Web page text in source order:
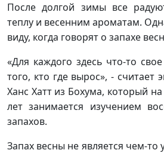
После долгой зимы все
теплу и весенним ароматам.
виду, когда говорят о запахе
«Для каждого здесь что-то
того, кто где вырос», - считает
Ханс Хатт из Бохума, который
лет занимается изучением
запахов.
Запах весны не является чем-то